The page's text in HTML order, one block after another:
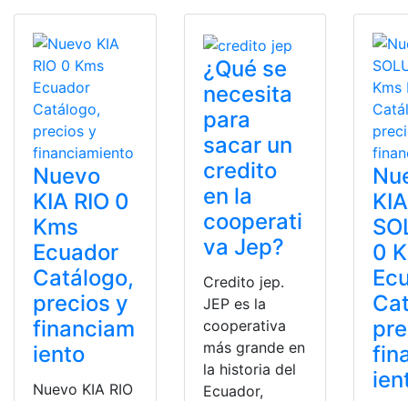
Nuevo
KIA RIO 0
Kms
Ecuador
Catálogo,
precios y
financiam
iento
Nuevo KIA RIO
¿Qué se
necesita
para
sacar un
credito
en la
cooperati
va Jep?
Credito jep.
JEP es la
cooperativa
más grande en
la historia del
Ecuador,
KIA
0